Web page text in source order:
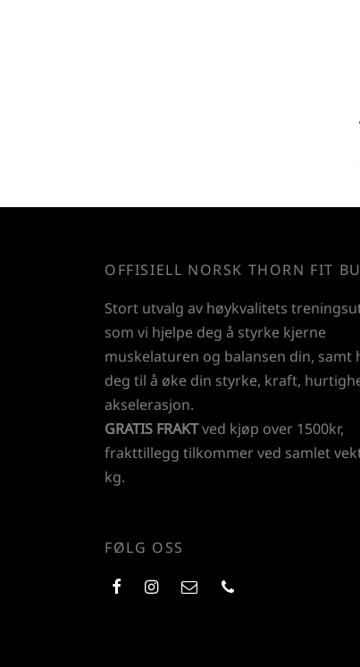
OFFISIELL NORSK THORN FIT
Stort utvalg av høykvalitets
som vi hjelpe deg å styrke kjerne
muskelaturen og balansen din, samt
deg til å øke din styrke, kraft,
akselerasjon.
GRATIS FRAKTved kjøp over 1500kr,
frakttillegg tilkommer ved samlet
kg.
FØLG OSS